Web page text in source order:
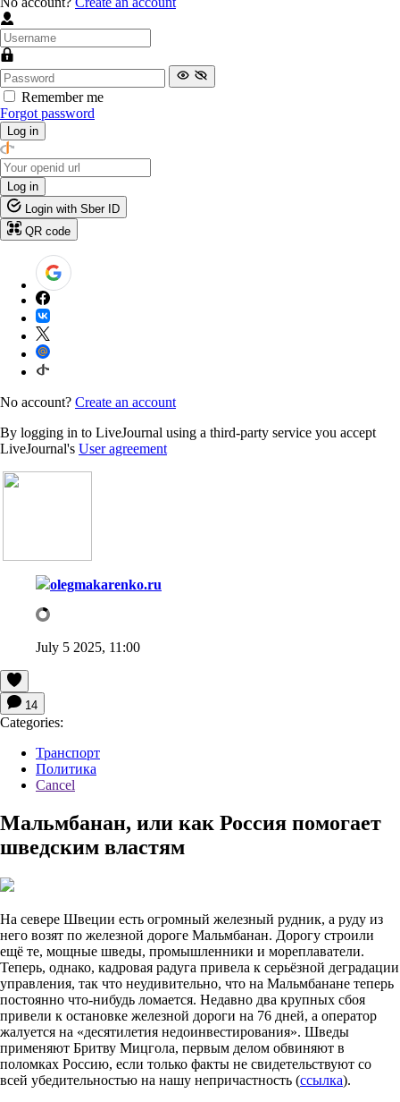
Remember me
Forgot password
Log in
Log in
Login with Sber ID
QR code
No account? Create an account
By logging in to LiveJournal using a third-party service you accept
LiveJournal's User agreement
olegmakarenko.ru
July 5 2025, 11:00
14
Categories:
Транспорт
Политика
Cancel
Мальмбанан, или как Россия помогает
шведским властям
На севере Швеции есть огромный железный рудник, а руду из
него возят по железной дороге Мальмбанан. Дорогу строили
ещё те, мощные шведы, промышленники и мореплаватели.
Теперь, однако, кадровая радуга привела к серьёзной деградации
управления, так что неудивительно, что на Мальмбанане теперь
постоянно что-нибудь ломается. Недавно два крупных сбоя
привели к остановке железной дороги на 76 дней, а оператор
жалуется на «десятилетия недоинвестирования». Шведы
применяют Бритву Мицгола, первым делом обвиняют в
поломках Россию, если только факты не свидетельствуют со
всей убедительностью на нашу непричастность (ссылка).